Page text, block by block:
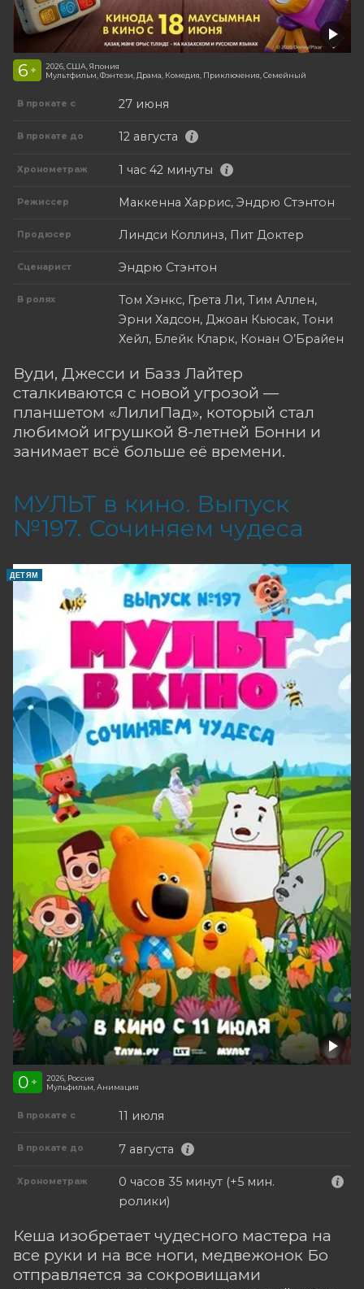
6 +
2026, США, Япония
Мультфильм, Фэнтези, Драма, Комедия, Приключения, Семейный
В прокате с 27 июня
В прокате до 12 августа
Хронометраж 1 час 42 минуты
Режиссер Маккенна Харрис, Эндрю Стэнтон
Продюсер Линдси Коллинз, Пит Доктер
Сценарист Эндрю Стэнтон
В ролях
Том Хэнкс, Грета Ли, Тим Аллен,
Эрни Хадсон, Джоан Кьюсак, Тони
Хейл, Блейк Кларк, Конан О’Брайен
Вуди, Джесси и Базз Лайтер
сталкиваются с новой угрозой —
планшетом «ЛилиПад», который стал
любимой игрушкой 8-летней Бонни и
занимает всё больше её времени.
МУЛЬТ в кино. Выпуск
№197. Сочиняем чудеса
ДЕТЯМ
0 +
2026, Россия
Мульфильм, Анимация
В прокате с 11 июля
В прокате до 7 августа
Хронометраж
0 часов 35 минут (+5 мин.
ролики)
Кеша изобретает чудесного мастера на
все руки и на все ноги, медвежонок Бо
отправляется за сокровищами